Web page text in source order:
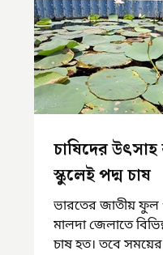
চাষিদের উৎসাহ
স্কুলেই পদ্ম চাষ
ভারতের জাতীয় ফুল
মালদা জেলাতে
চাষ হত। তবে সময়ের